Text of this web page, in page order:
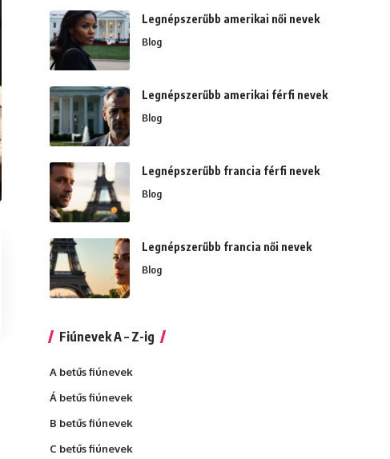
Legnépszerűbb amerikai női nevek
Blog
Legnépszerűbb amerikai férfi nevek
Blog
Legnépszerűbb francia férfi nevek
Blog
Legnépszerűbb francia női nevek
Blog
Fiúnevek A – Z-ig
A betűs fiúnevek
Á betűs fiúnevek
B betűs fiúnevek
C betűs fiúnevek